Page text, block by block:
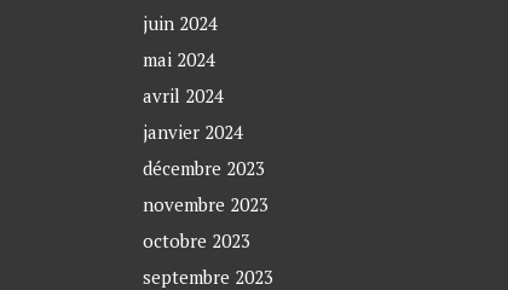
juin 2024
mai 2024
avril 2024
janvier 2024
décembre 2023
novembre 2023
octobre 2023
septembre 2023